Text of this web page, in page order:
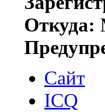
Откуда:
Сайт
ICQ